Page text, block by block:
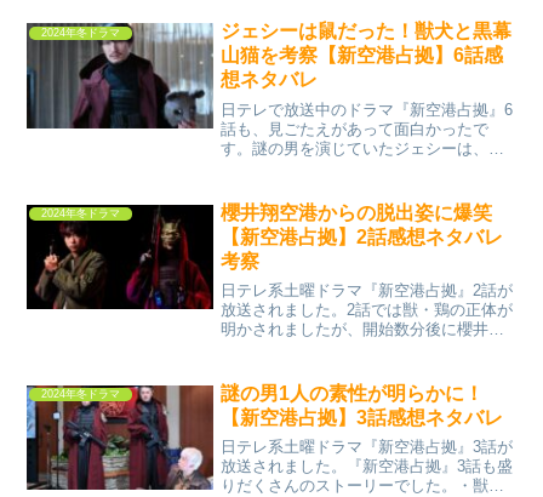
2024年冬ドラマ
ジェシーは鼠だった！獣犬と黒幕
山猫を考察【新空港占拠】6話感
想ネタバレ
日テレで放送中のドラマ『新空港占拠』6
話も、見ごたえがあって面白かったで
す。謎の男を演じていたジェシーは、武
ラマ『新空港占拠』6話の感想、山猫の正
体を考察していきます。...
2024年冬ドラマ
櫻井翔空港からの脱出姿に爆笑
【新空港占拠】2話感想ネタバレ
考察
日テレ系土曜ドラマ『新空港占拠』2話が
放送されました。2話では獣・鶏の正体が
明かされましたが、開始数分後に櫻井翔
シーンはシュールすぎて思わず笑ってし
まうこと間違いなし。...
2024年冬ドラマ
謎の男1人の素性が明らかに！
【新空港占拠】3話感想ネタバレ
日テレ系土曜ドラマ『新空港占拠』3話が
放送されました。『新空港占拠』3話も盛
りだくさんのストーリーでした。・獣の